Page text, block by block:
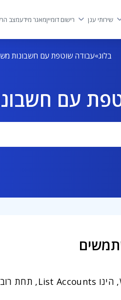
שירותי ענן רישום דומייןמאגר מידעמצב
בלוג עבודה שוטפת עם חשבונות
עם